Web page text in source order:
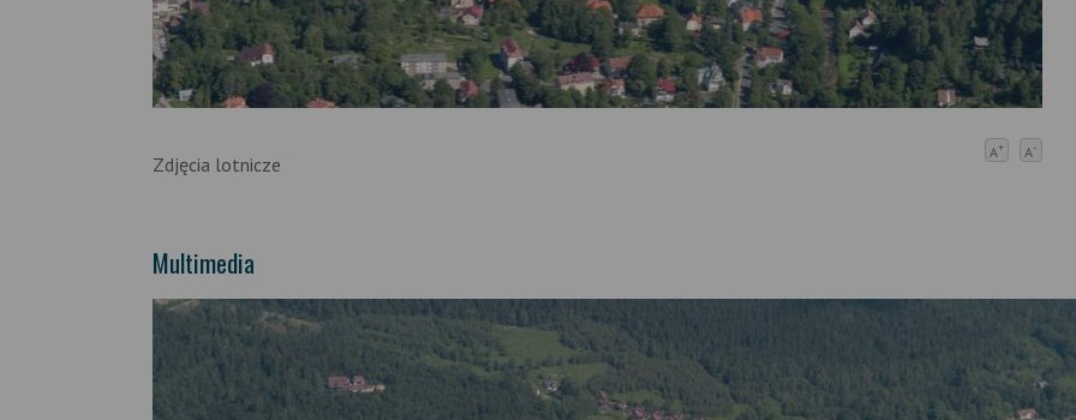
A+ A-
Zdjęcia lotnicze
Multimedia